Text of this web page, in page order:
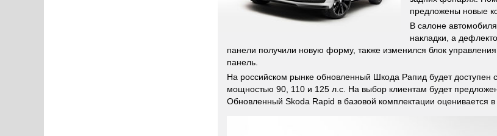
предложены новые
В салоне
накладки, а
панели получили новую форму, также изменился блок
панель.
На российском рынке обновленный Шкода Рапид будет доступен
мощностью 90, 110 и 125 л.с. На выбор клиентам будет
Обновленный Skoda Rapid в базовой комплектации оценивается в